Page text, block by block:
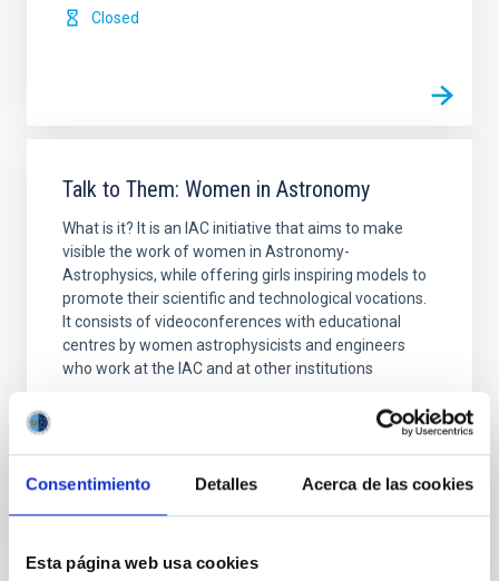
Consentimiento Detalles Acerca de las cookies
Esta página web usa cookies
Closed
Talk to Them: Women in Astronomy
What is it? It is an IAC initiative that aims to make
visible the work of women in Astronomy-
Astrophysics, while offering girls inspiring models to
promote their scientific and technological vocations.
It consists of videoconferences with educational
centres by women astrophysicists and engineers
who work at the IAC and at other institutions
In progress